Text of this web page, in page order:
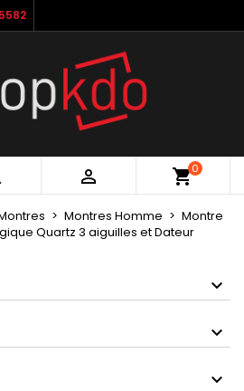
 shopping_cart0
Montres Homme
Montre
Quartz 3 aiguilles et Dateur
×
d'envies ×
Créer une liste d'envies
×
pour ajouter des produits
Annuler Connexion